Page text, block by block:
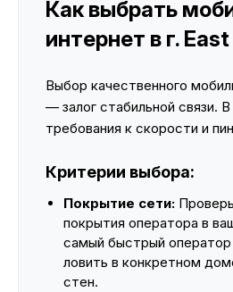
Как выбрать
интернет в г.
Выбор качественного
— залог стабильной связи.
требования к скорости и
Критерии выбора:
Покрытие сети:
покрытия оператора в
самый быстрый
ловить в конкретном
стен.